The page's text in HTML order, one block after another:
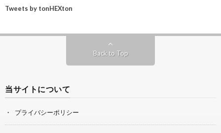
Tweets by tonHEXton
Back to Top
当サイトについて
プライバシーポリシー